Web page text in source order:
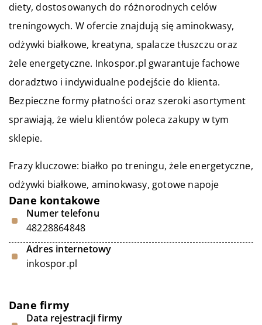
diety, dostosowanych do różnorodnych celów
treningowych. W ofercie znajdują się aminokwasy,
odżywki białkowe, kreatyna, spalacze tłuszczu oraz
żele energetyczne. Inkospor.pl gwarantuje fachowe
doradztwo i indywidualne podejście do klienta.
Bezpieczne formy płatności oraz szeroki asortyment
sprawiają, że wielu klientów poleca zakupy w tym
sklepie.
Frazy kluczowe: białko po treningu, żele energetyczne,
odżywki białkowe, aminokwasy, gotowe napoje
Dane kontakowe
Numer telefonu
48228864848
Adres internetowy
inkospor.pl
Dane firmy
Data rejestracji firmy